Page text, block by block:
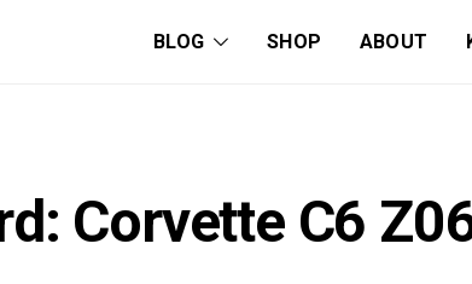
BLOG SHOP ABOUT
Corvette C6